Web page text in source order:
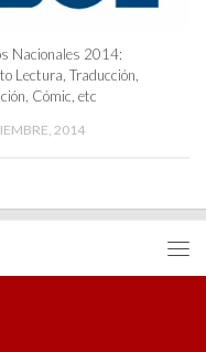
Nacionales 2014:
Lectura, Traducción,
Cómic, etc
2014